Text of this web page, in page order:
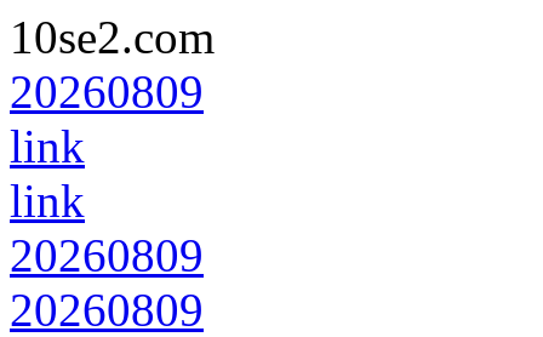
10se2.com
20260809
link
link
20260809
20260809